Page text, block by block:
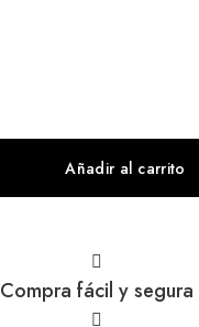
Añadir al carrito
Compra fácil y segura